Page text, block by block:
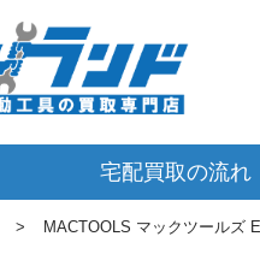
宅配買取の流れ
MACTOOLS マックツールズ